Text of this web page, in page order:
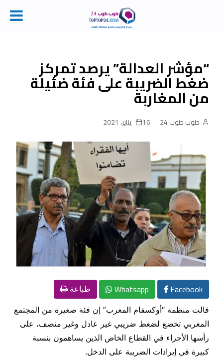
content“مؤشر العدالة” يرصد تمركز
ضغط الضريبة على فئة ضئيلة
من المغاربة
طوب طوب 24 16 يناير، 2021
Facebook
Whatsapp طباعة
قالت منظمة “أوكسفام المغرب” إن فئة صغيرة من المجتمع
المغربي تخضع لضغط ضريبي غير عادل وغير منصف، على
رأسها الأجراء في القطاع الخاص الذين يساهمون بنسبة
كبيرة في إيرادات الضريبة على الدخل.